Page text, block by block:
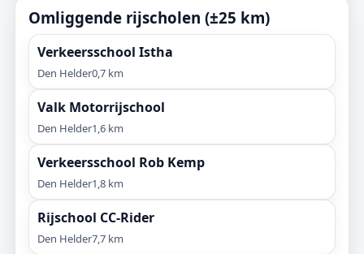
Omliggende rijscholen (±25 km)
Verkeersschool Istha
Den Helder0,7 km
Valk Motorrijschool
Den Helder1,6 km
Verkeersschool Rob Kemp
Den Helder1,8 km
Rijschool CC-Rider
Den Helder7,7 km